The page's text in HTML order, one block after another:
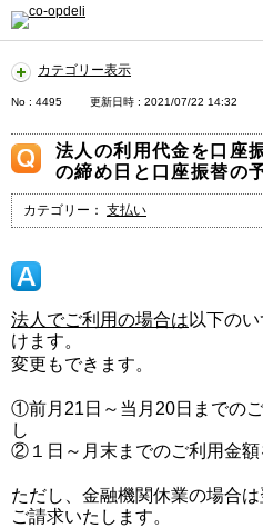
カテゴリー表示
No : 4495 更新日時 : 2021/07/22 14:32
法人の利用代金を口座
の締め日と口座振替の
カテゴリー： 支払い
法人でご利用の場合は 以下の
けます。
変更もできます。
①前月21日～当月20日までの
し
②１日～月末までのご利用金額
ただし、金融機関休業の場合
ご請求いたします。